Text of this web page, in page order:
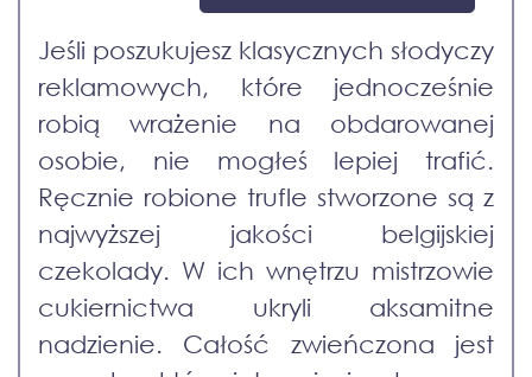
Jeśli poszukujesz klasycznych słodyczy
reklamowych, które jednocześnie
robią wrażenie na obdarowanej
osobie, nie mogłeś lepiej trafić.
Ręcznie robione trufle stworzone są z
najwyższej jakości belgijskiej
czekolady. W ich wnętrzu mistrzowie
cukiernictwa ukryli aksamitne
nadzienie. Całość zwieńczona jest